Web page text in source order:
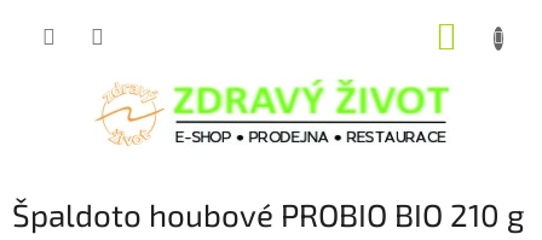
Špaldoto houbové PROBIO BIO 210 g